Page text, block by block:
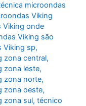
microondas
Viking
Viking onde
Viking são
Viking sp,
zona central,
zona leste,
zona norte,
zona oeste,
zona sul,técnico